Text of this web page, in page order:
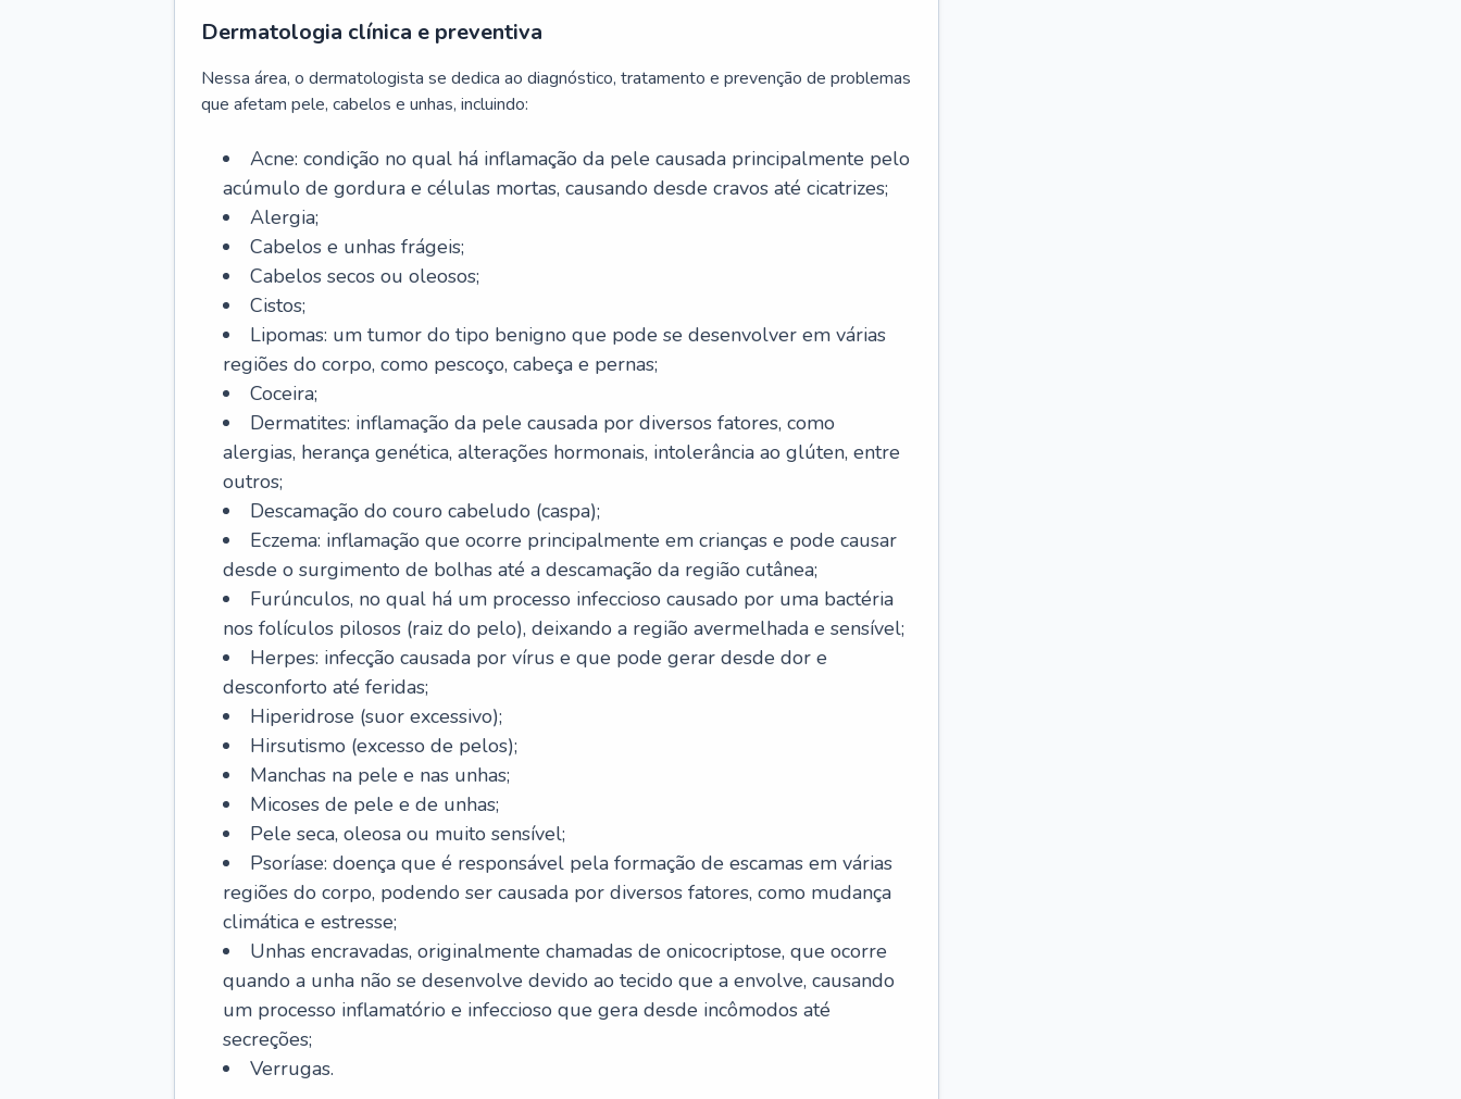
Dermatologia clínica e preventiva
Nessa área, o dermatologista se dedica ao diagnóstico, tratamento e prevenção de problemas
que afetam pele, cabelos e unhas, incluindo:
Acne: condição no qual há inflamação da pele causada principalmente pelo
acúmulo de gordura e células mortas, causando desde cravos até cicatrizes;
Alergia;
Cabelos e unhas frágeis;
Cabelos secos ou oleosos;
Cistos;
Lipomas: um tumor do tipo benigno que pode se desenvolver em várias
regiões do corpo, como pescoço, cabeça e pernas;
Coceira;
Dermatites: inflamação da pele causada por diversos fatores, como
alergias, herança genética, alterações hormonais, intolerância ao glúten, entre
outros;
Descamação do couro cabeludo (caspa);
Eczema: inflamação que ocorre principalmente em crianças e pode causar
desde o surgimento de bolhas até a descamação da região cutânea;
Furúnculos, no qual há um processo infeccioso causado por uma bactéria
nos folículos pilosos (raiz do pelo), deixando a região avermelhada e sensível;
Herpes: infecção causada por vírus e que pode gerar desde dor e
desconforto até feridas;
Hiperidrose (suor excessivo);
Hirsutismo (excesso de pelos);
Manchas na pele e nas unhas;
Micoses de pele e de unhas;
Pele seca, oleosa ou muito sensível;
Psoríase: doença que é responsável pela formação de escamas em várias
regiões do corpo, podendo ser causada por diversos fatores, como mudança
climática e estresse;
Unhas encravadas, originalmente chamadas de onicocriptose, que ocorre
quando a unha não se desenvolve devido ao tecido que a envolve, causando
um processo inflamatório e infeccioso que gera desde incômodos até
secreções;
Verrugas.